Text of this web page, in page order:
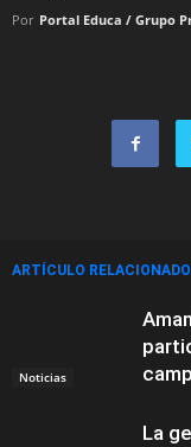
Por Portal Educa / Grupo
ARTÍCULO
Noticias
La